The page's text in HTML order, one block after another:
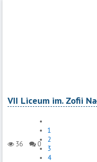
VII Liceum im. Zofii
36 0
1
2
3
4